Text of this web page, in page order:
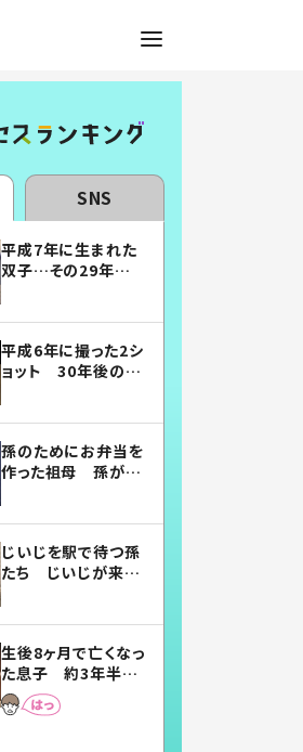
SNS
平成7年に生まれた
双子…その29年後
平成6年に撮った2シ
ョット 30年後の姿
孫のためにお弁当を
作った祖母 孫が絶
じいじを駅で待つ孫
たち じいじが来た
まらない」「幸せにな
れる」
生後8ヶ月で亡くなっ
た息子 約3年半
後、当時の妻の日記
に書いてあった本音